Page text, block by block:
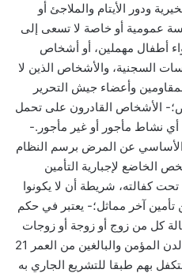
ودور الأيتام والملاجئ أو
عمومية أو خاصة لا تسعى إلى
أطفال مهملين، أو أشخاص
السجنية، والأشخاص الذين لا
وأعضاء جيش التحرير
الأشخاص القادرون على تحمل
أي نشاط مأجور أو غير مأجور.-
الأساسي عن المرض برسم النظام
الخاضع لإجبارية التأمين
كفالته، شريطة أن لا يكونوا
آخر مماثل؛- يعتبر في حكم
كل من زوج أو زوجة أو زوجات
المؤمن، والأولاد المتكفل بهم من لدن المؤمن والبالغين من العمر 21
بهم طبقا للتشريع الجاري به